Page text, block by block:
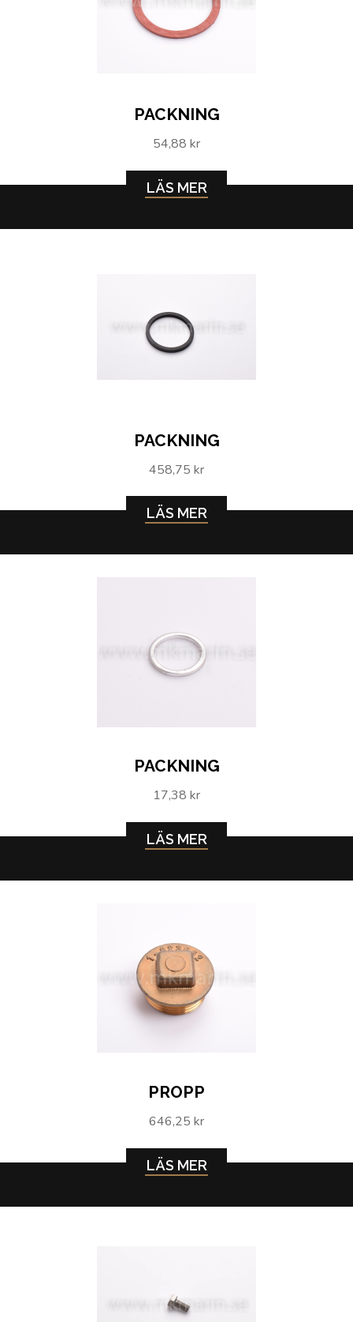
PACKNING
54,88 kr
LÄS MER
PACKNING
458,75 kr
LÄS MER
PACKNING
17,38 kr
LÄS MER
PROPP
646,25 kr
LÄS MER